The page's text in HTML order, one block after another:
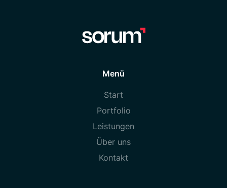
Menü
Start
Portfolio
Leistungen
Über uns
Kontakt